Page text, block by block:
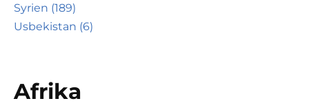
Syrien (189)
Usbekistan (6)
Afrika